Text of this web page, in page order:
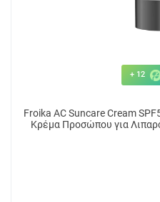
+ 12
Froika AC Suncare Cream
Κρέμα Προσώπου για